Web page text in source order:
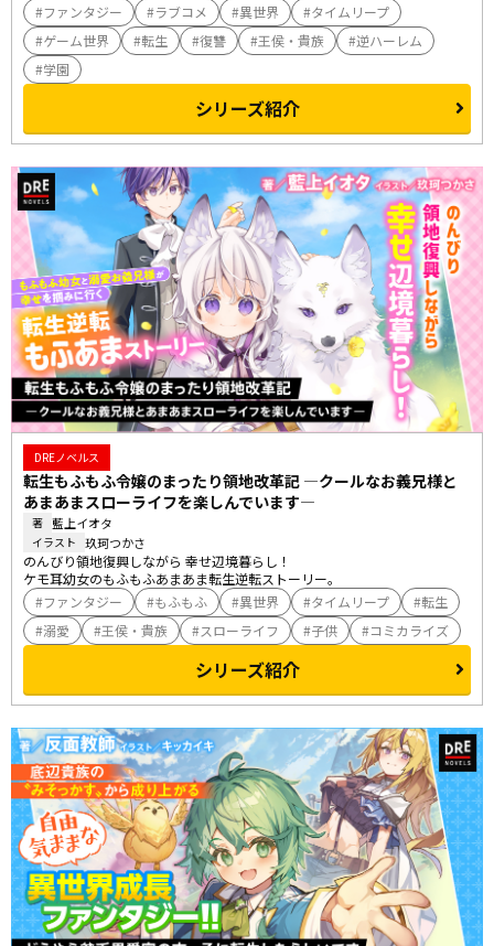
ファンタジー
ラブコメ 異世界
タイムリープ
ゲーム世界
転生 復讐 王侯・貴族
逆ハーレム
学園
シリーズ紹介
DREノベルス
転生もふもふ令嬢のまったり領地改革記 ―クールなお義兄様と
あまあまスローライフを楽しんでいます―
著 藍上イオタ
イラスト 玖珂つかさ
のんびり領地復興しながら 幸せ辺境暮らし！
ケモ耳幼女のもふもふあまあま転生逆転ストーリー。
ファンタジー
もふもふ 異世界 タイムリープ
転生
溺愛
王侯・貴族 スローライフ 子供 コミカライズ
シリーズ紹介